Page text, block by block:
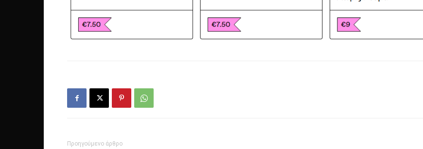
Προηγούμενο άρθρο